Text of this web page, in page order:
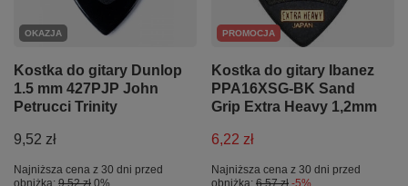
OKAZJA
Kostka do gitary Dunlop
1.5 mm 427PJP John
Petrucci Trinity
9,52 zł
Najniższa cena z 30 dni przed
obniżką: 9,52 zł 0%
PROMOCJA
Kostka do gitary Ibanez
PPA16XSG-BK Sand
Grip Extra Heavy 1,2mm
6,22 zł
Najniższa cena z 30 dni przed
obniżką: 6,57 zł -5%